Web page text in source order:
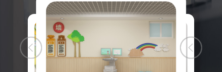
儿童综合发展评价系统场景展示图
儿童综合发展评价系统场景展示图